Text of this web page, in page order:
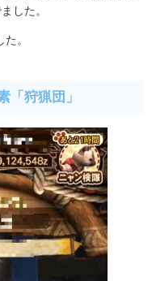
した。
。
「狩猟団」